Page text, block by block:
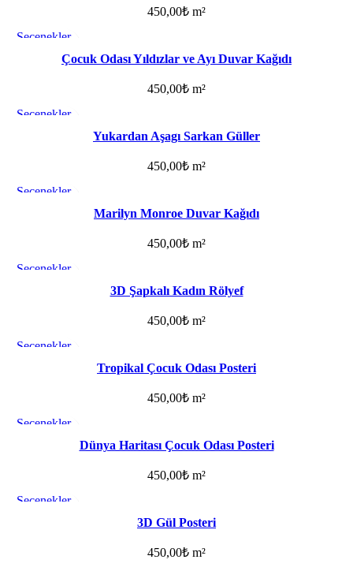
450,00₺ m²
Seçenekler
Favorilere ekleÇocuk Odası Yıldızlar ve Ayı Duvar Kağıdı
450,00₺ m²
Seçenekler
Yukardan Aşagı Sarkan Güller
450,00₺ m²
Seçenekler
Marilyn Monroe Duvar Kağıdı
450,00₺ m²
Seçenekler
3D Şapkalı Kadın Rölyef
450,00₺ m²
Seçenekler
Tropikal Çocuk Odası Posteri
450,00₺ m²
Seçenekler
Favorilere ekleDünya Haritası Çocuk Odası Posteri
450,00₺ m²
Seçenekler
3D Gül Posteri
450,00₺ m²